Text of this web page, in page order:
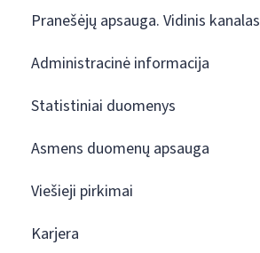
Pranešėjų apsauga. Vidinis kanalas
Administracinė informacija
Statistiniai duomenys
Asmens duomenų apsauga
Viešieji pirkimai
Karjera